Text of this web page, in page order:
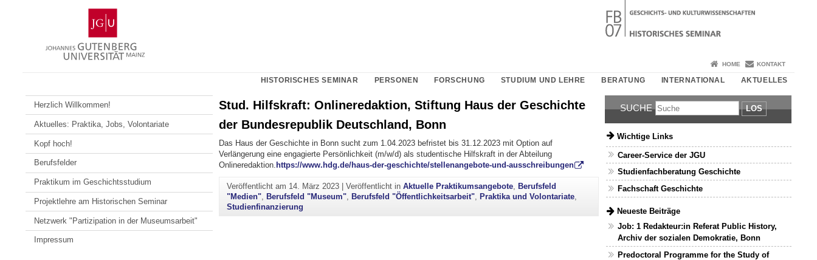
Gutenberg-
Universität
Mainz
HOME KONTAKT
HISTORISCHES SEMINAR PERSONEN FORSCHUNG STUDIUM UND LEHRE BERATUNG INTERNATIONAL AKTUELLES
Herzlich Willkommen!
Aktuelles: Praktika, Jobs, Volontariate
Kopf hoch!
Berufsfelder
Praktikum im Geschichtsstudium
Projektlehre am Historischen Seminar
Netzwerk "Partizipation in der Museumsarbeit"
Impressum
Stud. Hilfskraft: Onlineredaktion, Stiftung Haus der Geschichte
der Bundesrepublik Deutschland, Bonn
Das Haus der Geschichte in Bonn sucht zum 1.04.2023 befristet bis 31.12.2023 mit Option auf
Verlängerung eine engagierte Persönlichkeit (m/w/d) als studentische Hilfskraft in der Abteilung
Onlineredaktion. https://www.hdg.de/haus-der-geschichte/stellenangebote-und-ausschreibungen
Veröffentlicht am 14. März 2023 |Veröffentlicht inAktuelle Praktikumsangebote, Berufsfeld
"Medien", Berufsfeld "Museum", Berufsfeld "Öffentlichkeitsarbeit", Praktika und Volontariate,
Studienfinanzierung
SUCHE LOS
Wichtige Links
Career-Service der JGU
Studienfachberatung Geschichte
Fachschaft Geschichte
Neueste Beiträge
Job: 1 Redakteur:in Referat Public History,
Archiv der sozialen Demokratie, Bonn
Predoctoral Programme for the Study of